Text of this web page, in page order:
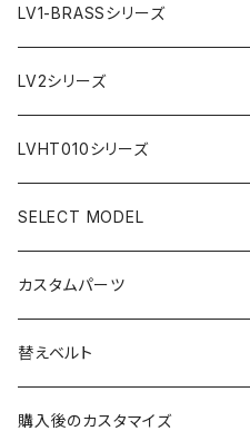
AR文字盤
フラット型ベゼル
スロープ型ベゼル
C1文字盤
C3文字盤
C3S文字盤
X1文字盤
1ST文字盤
2ND文字盤
LV1-BRASSシリーズ
AR文字盤
C3S文字盤
2ND文字盤
LV2シリーズ
AR文字盤
C1文字盤
C3S文字盤
X1文字盤
1ST文字盤
LVHT010シリーズ
SELECT MODEL
カスタムパーツ
ケース/ケースバック
CROWN（リューズ）
替えベルト
レザーベルト
購入後のカスタマイズ